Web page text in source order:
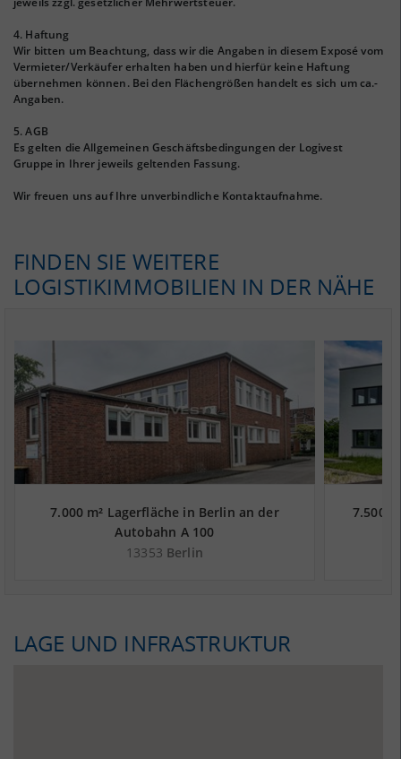
4. Haftung
Wir bitten um Beachtung, dass wir die Angaben in diesem Exposé vom
Vermieter/Verkäufer erhalten haben und hierfür keine Haftung
übernehmen können. Bei den Flächengrößen handelt es sich um ca.-
Angaben.
5. AGB
Es gelten die Allgemeinen Geschäftsbedingungen der Logivest
Gruppe in Ihrer jeweils geltenden Fassung.
Wir freuen uns auf Ihre unverbindliche Kontaktaufnahme.
FINDEN SIE WEITERE
LOGISTIKIMMOBILIEN IN DER NÄHE
7.000 m² Lagerfläche in Berlin an der
Autobahn A 100
13353 Berlin
7.500
LAGE UND INFRASTRUKTUR